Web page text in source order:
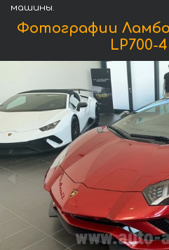
машины.
Фотографии
LP700-